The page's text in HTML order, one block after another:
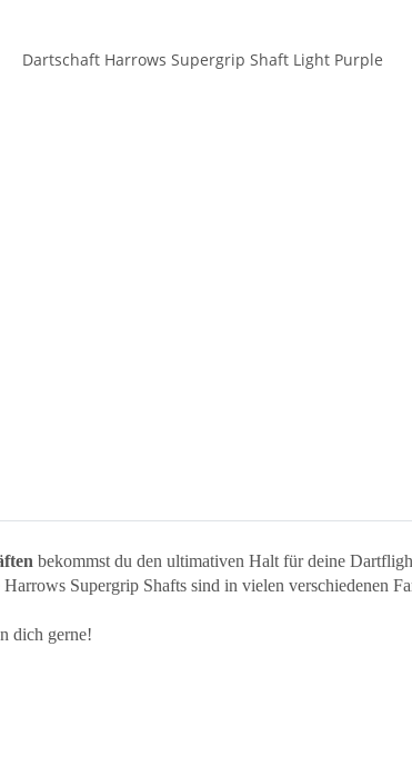
bekommst du den ultimativen Halt für deine
Supergrip Shafts sind in vielen verschiedenen
dich gerne!